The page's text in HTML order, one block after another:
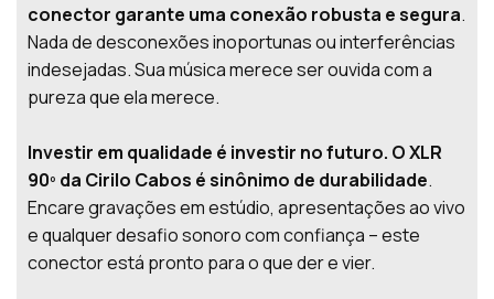
conector garante uma conexão robusta e segura.
Nada de desconexões inoportunas ou interferências
indesejadas. Sua música merece ser ouvida com a
pureza que ela merece.
Investir em qualidade é investir no futuro. O XLR
90º da Cirilo Cabos é sinônimo de durabilidade.
Encare gravações em estúdio, apresentações ao vivo
e qualquer desafio sonoro com confiança – este
conector está pronto para o que der e vier.